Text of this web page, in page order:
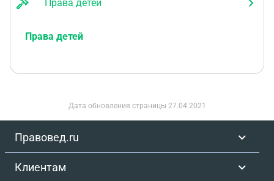
Права детей
Права детей
Дата обновления страницы 27.04.2021
Правовед.ru
Клиентам